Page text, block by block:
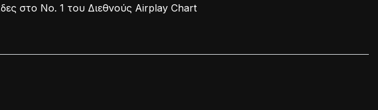
στο Νο. 1 του Διεθνούς Airplay Chart